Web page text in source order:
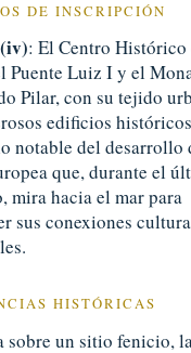
DE INSCRIPCIÓN
: El Centro Histórico
Puente Luiz I y el
Pilar, con su tejido
edificios
notable del desarrollo
que, durante el
mira hacia el mar para
sus conexiones
HISTÓRICAS
sobre un sitio fenicio,